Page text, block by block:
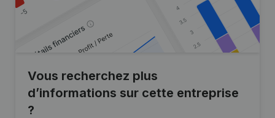
Vous recherchez plus
d’informations sur cette entreprise
?